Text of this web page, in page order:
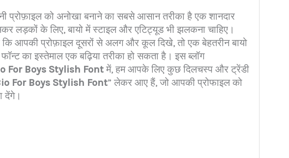
प्रोफ़ाइल को अनोखा बनाने का सबसे आसान तरीका है एक शानदार
लड़कों के लिए, बायो में स्टाइल और एटिट्यूड भी झलकना चाहिए।
आपकी प्रोफ़ाइल दूसरों से अलग और कूल दिखे, तो एक बेहतरीन बायो
का इस्तेमाल एक बढ़िया तरीका हो सकता है। इस ब्लॉग
For Boys Stylish Fontमें, हम आपके लिए कुछ दिलचस्प और ट्रेंडी
For Boys Stylish Font” लेकर आए हैं, जो आपकी प्रोफाइल को
देंगे।